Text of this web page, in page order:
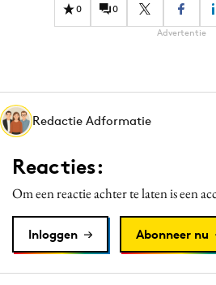
Gedragsverandering
Martech
Media
Merkstrategie
PR
Programmatic
Reputatie & crisis
0 0
Advertentie
Redactie Adformatie
Reacties:
Om een reactie achter te laten is een
Inloggen Abonneer nu